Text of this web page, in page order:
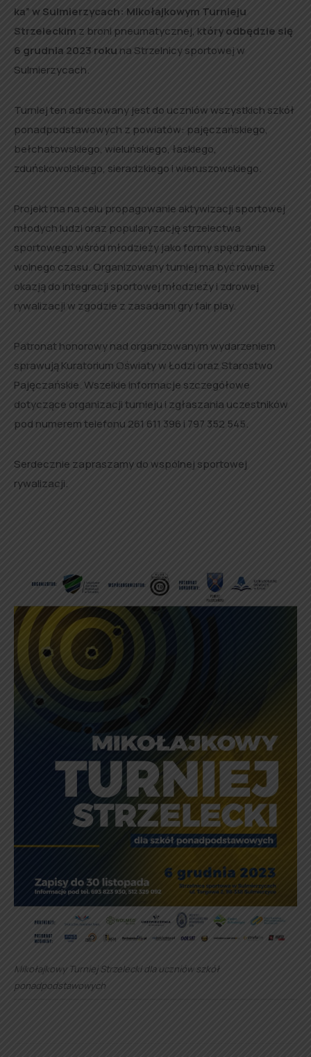
ka” w Sulmierzycach: Mikołajkowym Turnieju
Strzeleckim z broni pneumatycznej, który odbędzie się
6 grudnia 2023 roku na Strzelnicy sportowej w
Sulmierzycach.
Turniej ten adresowany jest do uczniów wszystkich szkół
ponadpodstawowych z powiatów: pajęczańskiego,
bełchatowskiego, wieluńskiego, łaskiego,
zduńskowolskiego, sieradzkiego i wieruszowskiego.
Projekt ma na celu propagowanie aktywizacji sportowej
młodych ludzi oraz popularyzację strzelectwa
sportowego wśród młodzieży jako formy spędzania
wolnego czasu. Organizowany turniej ma być również
okazją do integracji sportowej młodzieży i zdrowej
rywalizacji w zgodzie z zasadami gry fair play.
Patronat honorowy nad organizowanym wydarzeniem
sprawują Kuratorium Oświaty w Łodzi oraz Starostwo
Pajęczańskie. Wszelkie informacje szczegółowe
dotyczące organizacji turnieju i zgłaszania uczestników
pod numerem telefonu 261 611 396 i 797 352 545.
Serdecznie zapraszamy do wspólnej sportowej
rywalizacji.
Mikołajkowy Turniej Strzelecki dla uczniów szkół
ponadpodstawowych